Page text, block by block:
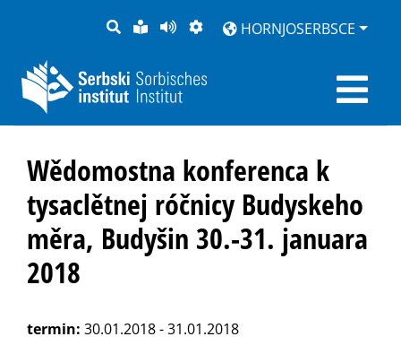
PYTANJE
LOCHKA
RĚČ
STRONU
PŘEDČITAĆ
ZWOBRAZNJENJE
HORNJOSERBSCE
Wědomostna konferenca k
tysaclětnej róčnicy Budyskeho
měra, Budyšin 30.-31. januara
2018
termin: 30.01.2018 - 31.01.2018